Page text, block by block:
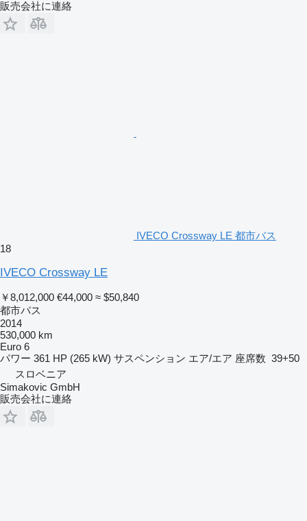
販売会社に連絡
IVECO Crossway LE 都市バス
18
IVECO Crossway LE
￥8,012,000 €44,000 ≈ $50,840
都市バス
2014
530,000 km
Euro 6
パワー 361 HP (265 kW) サスペンション エア/エア 座席数 39+50
スロベニア
Simakovic GmbH
販売会社に連絡